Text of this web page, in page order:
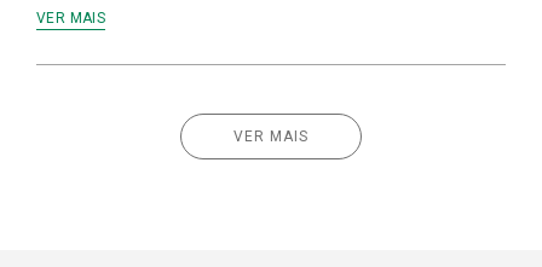
VER MAIS
VER MAIS